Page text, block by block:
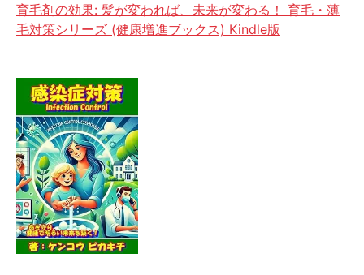
育毛剤の効果: 髪が変われば、未来が変わる！ 育毛・薄
毛対策シリーズ (健康増進ブックス) Kindle版